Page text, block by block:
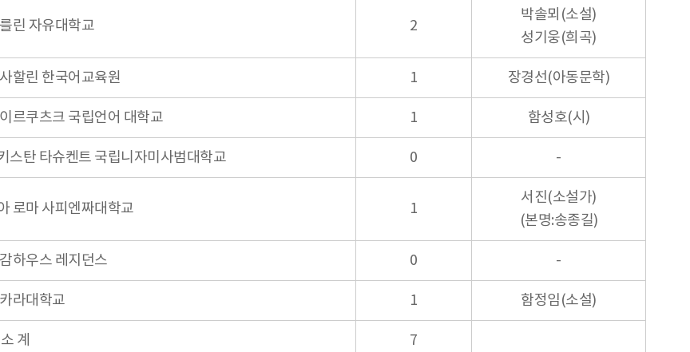
린 자유대학교 2
박솔뫼(소설)
성기웅(희곡)
할린 한국어교육원 1 장경선(아동문학)
르쿠츠크 국립언어 대학교 1 함성호(시)
스탄 타슈켄트 국립니자미사범대학교 0 -
로마 사피엔짜대학교 1
서진(소설가)
(본명:송종길)
하우스 레지던스 0 -
라대학교 1 함정임(소설)
소 계 7